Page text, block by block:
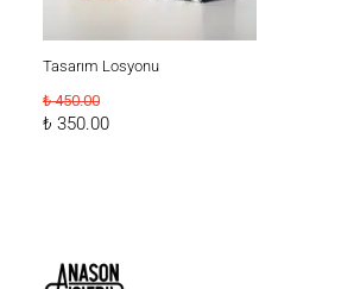
Tasarım Losyonu
₺ 450.00
₺ 350.00